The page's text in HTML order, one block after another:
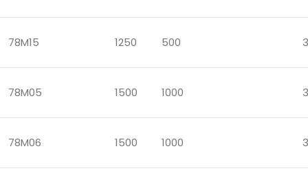
78M15 1250 500
78M05 1500 1000
78M06 1500 1000